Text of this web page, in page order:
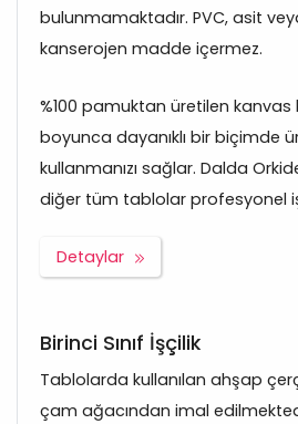
bulunmamaktadır. PVC, asit
kanserojen madde içermez.
%100 pamuktan üretilen kanvas
boyunca dayanıklı bir biçimde
kullanmanızı sağlar. Dalda
diğer tüm tablolar profesyonel
Detaylar
Birinci Sınıf İşçilik
Tablolarda kullanılan ahşap
çam ağacından imal